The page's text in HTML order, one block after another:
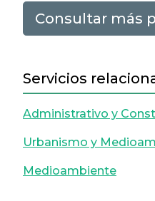
Consultar más
Servicios
Administrativo y
Urbanismo y
Medioambiente